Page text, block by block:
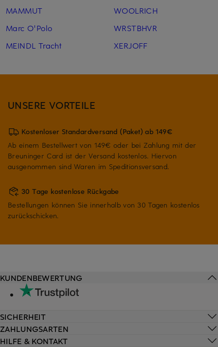
MAMMUT
Marc O'Polo
MEINDL Tracht
WOOLRICH
WRSTBHVR
XERJOFF
UNSERE VORTEILE
Kostenloser Standardversand (Paket) ab 149€
Ab einem Bestellwert von 149€ oder bei Zahlung mit der
Breuninger Card ist der Versand kostenlos. Hiervon
ausgenommen sind Waren im Speditionsversand.
30 Tage kostenlose Rückgabe
Bestellungen können Sie innerhalb von 30 Tagen kostenlos
zurückschicken.
HILFE & KONTAKT
KUNDENBEWERTUNG
SICHERHEIT
ZAHLUNGSARTEN